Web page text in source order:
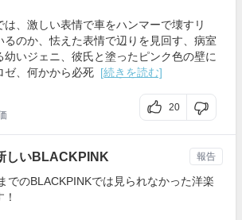
、激しい表情で車をハンマーで壊すリ
るのか、怯えた表情で辺りを見回す、病室
幼いジェニ、彼氏と塗ったピンク色の壁に
ゼ、何かから必死 [続きを読む]
20
しいBLACKPINK
でのBLACKPINKでは見られなかった洋楽
報告